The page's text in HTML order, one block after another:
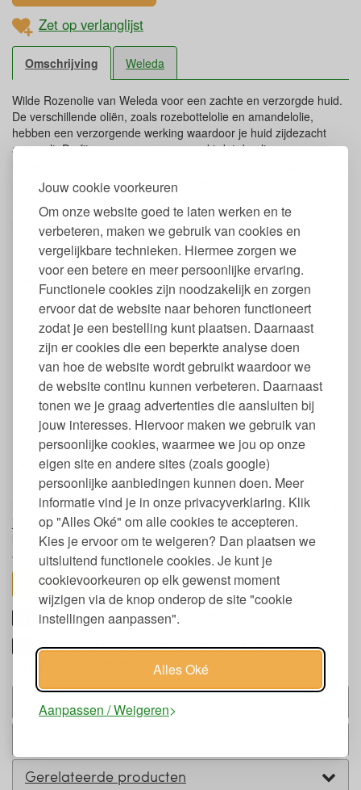
Jouw cookie voorkeuren
Om onze website goed te laten werken en te
verbeteren, maken we gebruik van cookies en
vergelijkbare technieken. Hiermee zorgen we
voor een betere en meer persoonlijke ervaring.
Functionele cookies zijn noodzakelijk en zorgen
ervoor dat de website naar behoren functioneert
zodat je een bestelling kunt plaatsen. Daarnaast
zijn er cookies die een beperkte analyse doen
van hoe de website wordt gebruikt waardoor we
de website continu kunnen verbeteren. Daarnaast
tonen we je graag advertenties die aansluiten bij
jouw interesses. Hiervoor maken we gebruik van
persoonlijke cookies, waarmee we jou op onze
eigen site en andere sites (zoals google)
persoonlijke aanbiedingen kunnen doen. Meer
informatie vind je in onze privacyverklaring. Klik
op "Alles Oké" om alle cookies te accepteren.
Kies je ervoor om te weigeren? Dan plaatsen we
uitsluitend functionele cookies. Je kunt je
cookievoorkeuren op elk gewenst moment
wijzigen via de knop onderop de site "cookie
instellingen aanpassen".
Alles Oké
Aanpassen / Weigeren
Zet op verlanglijst
Omschrijving Weleda
Wilde Rozenolie van Weleda voor een zachte en verzorgde huid.
De verschillende oliën, zoals rozebottelolie en amandelolie,
hebben een verzorgende werking waardoor je huid zijdezacht
aanvoelt. De fijne geur van rozen maakt dat de olie
massages van nek, schouders en voeten.
Dit product is voorzien van het Natrue keurmerk voor
natuurcosmetica.
Eigenschappen Wilde Rozen
harmoniserende body olie
Inhoud: 100 ml.
Van 100% natuurlijke ingrediënten
Vrij van parabenen, synthetische conserveermiddelen,
synthetische geur en kleurstoffen en ftalaten
Met geur van rozen
Handig doseerpompje
Voor een zijdezachte huid
Dierproefvrij
Met Natrue kwaliteitslabel
Gebruik body olie Wilde Rozen
De lichaamsolie is geschikt voor dagelijks gebruik, bij voorkeur na
het douchen of badderen. Druppel een beetje wilde rozen olie op
je hand, wrijf je handen tegen elkaar en masseer de olie over je
lichaam totdat de olie helemaal is opgenomen. Ook te gebruiken
als massageolie na een drukke dag.
toon alles
Ingrediënten Weleda Wilde Rozen huidolie
Keurmerken en labels Weleda Wilde Rozen
Harmoniserende Body Olie
Past bij
Gerelateerde producten